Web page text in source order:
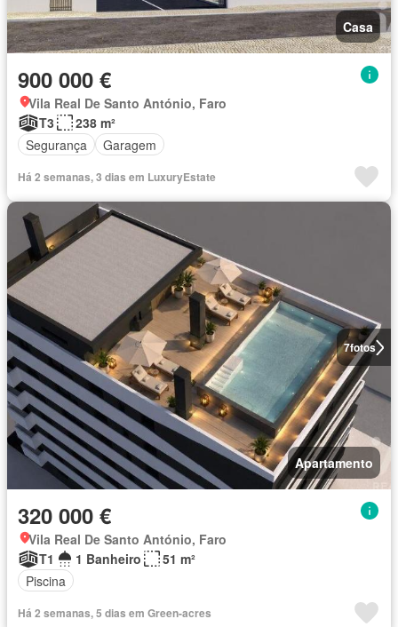
Casa
900 000 €
Vila Real De Santo António, Faro
T3
238 m²
Segurança
Garagem
Há 2 semanas, 3 dias em LuxuryEstate
7fotos
Apartamento
320 000 €
Vila Real De Santo António, Faro
T1
1 Banheiro
51 m²
Piscina
Há 2 semanas, 5 dias em Green-acres